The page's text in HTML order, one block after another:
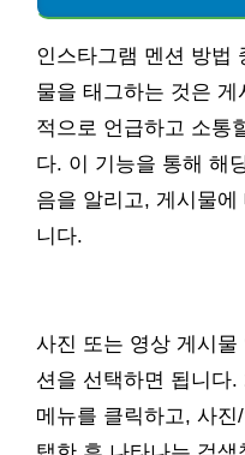
인스타그램 멘션 방법
물을 태그하는 것은
적으로 언급하고 소통
다. 이 기능을 통해 해
음을 알리고, 게시물
니다.
사진 또는 영상 게시물
션을 선택하면 됩니다
메뉴를 클릭하고, 사